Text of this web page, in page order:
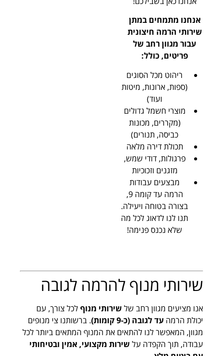
אנחנו מתמחים במתן
שירותי הרמה חיצונית
עבור מגוון רחב של
פריטים, כולל:
ריהוט מכל הסוגים
(ספות, ארונות, מיטות
ועוד)
מוצרי חשמל גדולים
(מקררים, מכונות
כביסה, תנורים)
תכולת דירה מלאה
פרגולות, דודי שמש,
מזגנים וזכוכיות
מבצעים עבודות
הרמה עד קומה 9,
בצורה בטוחה ויעילה.
תנו לנו לדאוג לכל מה
שלא נכנס פנימה!
שירותי מנוף להרמה לגובה
אנו מציעים מגוון רחב של שירותי מנוףלכל צורך, עם
יכולת הרמה עד לגובה (כ-9 קומות)
. ברשותנו צי מנופים
מגוון, המאפשר לנו להתאים את המנוף המתאים ביותר לכל
עבודה, תוך הקפדה על שירות מקצועי, אמין ובטיחותי